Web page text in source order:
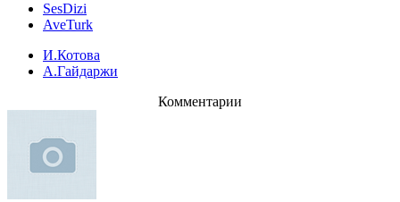
SesDizi
AveTurk
И.Котова
А.Гайдаржи
Комментарии